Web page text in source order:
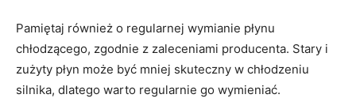
Pamiętaj również o regularnej wymianie płynu
‍chłodzącego, zgodnie z zaleceniami producenta. Stary i
zużyty​ płyn może być mniej skuteczny ⁤w chłodzeniu
⁢silnika, dlatego warto regularnie​ go ⁣wymieniać.